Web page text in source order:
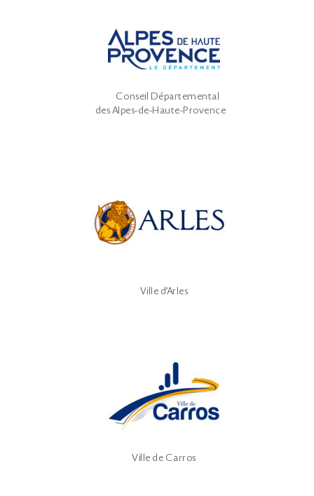
Conseil Départemental
des Alpes-de-Haute-Provence
Ville d’Arles
Ville de Carros